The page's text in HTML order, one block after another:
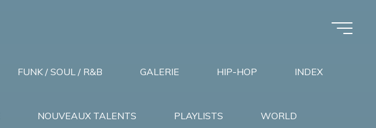
FUNK / SOUL / R&B GALERIE HIP-HOP INDEX
NOUVEAUX TALENTS PLAYLISTS WORLD